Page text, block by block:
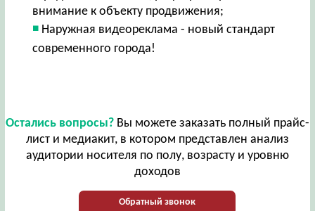
внимание к объекту продвижения;
Наружная видеореклама - новый стандарт
современного города!
Остались вопросы?Вы можете заказать полный прайс-
лист и медиакит, в котором представлен анализ
аудитории носителя по полу, возрасту и уровню
доходов
Обратный звонок